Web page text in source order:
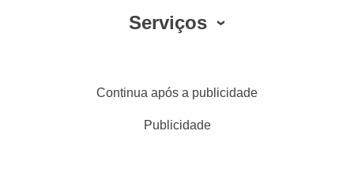
Serviços
Continua após a publicidade
Publicidade